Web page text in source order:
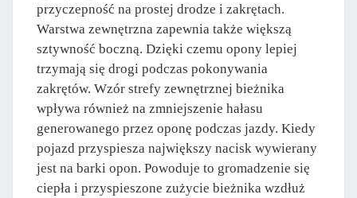
przyczepność na prostej drodze i zakrętach.
Warstwa zewnętrzna zapewnia także większą
sztywność boczną. Dzięki czemu opony lepiej
trzymają się drogi podczas pokonywania
zakrętów. Wzór strefy zewnętrznej bieżnika
wpływa również na zmniejszenie hałasu
generowanego przez oponę podczas jazdy. Kiedy
pojazd przyspiesza największy nacisk wywierany
jest na barki opon. Powoduje to gromadzenie się
ciepła i przyspieszone zużycie bieżnika wzdłuż